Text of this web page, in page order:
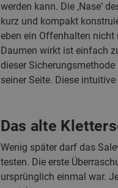
werden kann. Die ‚Nase‘
kurz und kompakt
eben ein Offenhalten
Daumen wirkt ist einfach
dieser
seiner Seite. Diese
Das alte
Wenig später darf das
testen. Die erste
ursprünglich einmal war.